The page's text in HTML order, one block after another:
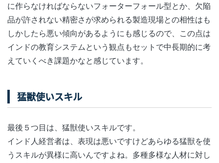
に作らなければならないフォーターフォール型とか、欠陥
品が許されない精密さが求められる製造現場との相性はも
しかしたら悪い傾向があるようにも感じるので、この点は
インドの教育システムという観点もセットで中長期的に考
えていくべき課題かなと感じています。
猛獣使いスキル
最後５つ目は、猛獣使いスキルです。
インド人経営者は、表現は悪いですけどあらゆる猛獣を使
うスキルが異様に高いんですよね。多種多様な人材に対し